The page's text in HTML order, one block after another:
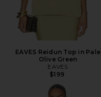
EAVES Reidun Top in Pale
Olive Green
EAVES
$199